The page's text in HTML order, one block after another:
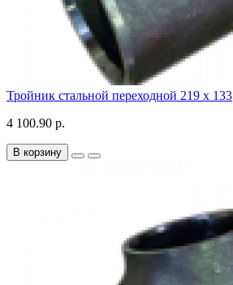
Тройник стальной переходной 219 х 133
4 100.90 р.
В корзину